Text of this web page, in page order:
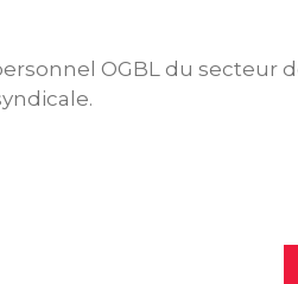
OGBL du secteur